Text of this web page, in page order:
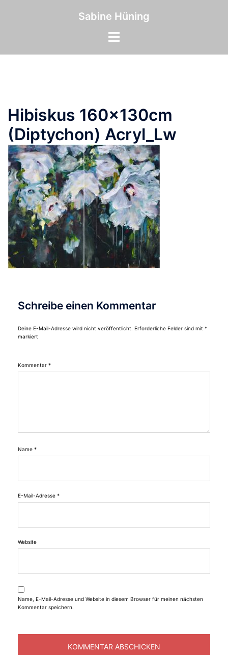
Sabine Hüning
Menü
umschalten
Hibiskus 160x130cm
(Diptychon) Acryl_Lw
Schreibe einen Kommentar
Deine E-Mail-Adresse wird nicht veröffentlicht. Erforderliche Felder sind mit *
markiert
Kommentar *
Name *
E-Mail-Adresse *
Website
Name, E-Mail-Adresse und Website in diesem Browser für meinen nächsten
Kommentar speichern.